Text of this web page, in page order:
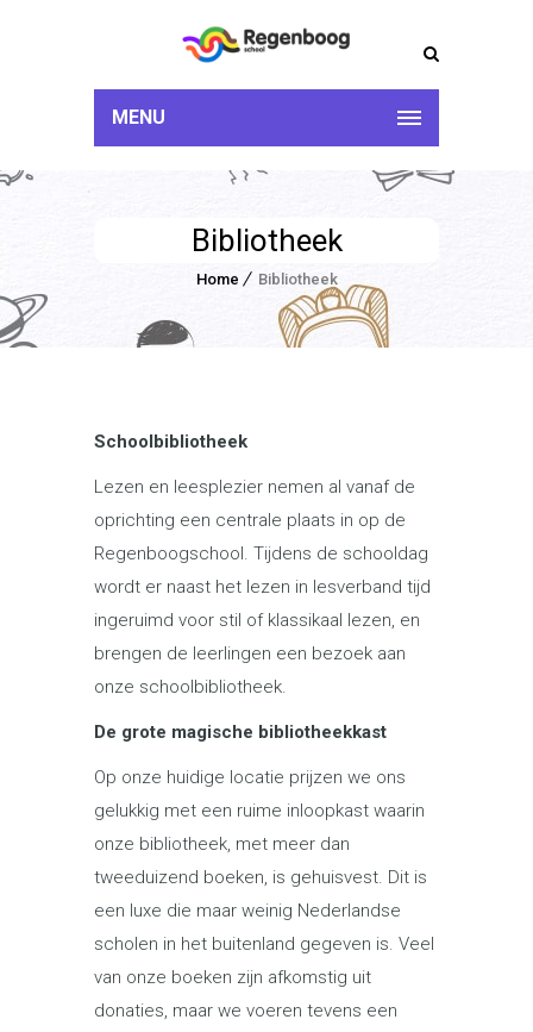
MENU
Bibliotheek
Home Bibliotheek
Schoolbibliotheek
Lezen en leesplezier nemen al vanaf de
oprichting een centrale plaats in op de
Regenboogschool. Tijdens de schooldag
wordt er naast het lezen in lesverband tijd
ingeruimd voor stil of klassikaal lezen, en
brengen de leerlingen een bezoek aan
onze schoolbibliotheek.
De grote magische bibliotheekkast
Op onze huidige locatie prijzen we ons
gelukkig met een ruime inloopkast waarin
onze bibliotheek, met meer dan
tweeduizend boeken, is gehuisvest. Dit is
een luxe die maar weinig Nederlandse
scholen in het buitenland gegeven is. Veel
van onze boeken zijn afkomstig uit
donaties, maar we voeren tevens een